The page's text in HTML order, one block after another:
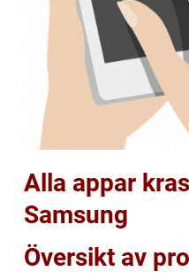
Alla appar
Samsung
Översikt av